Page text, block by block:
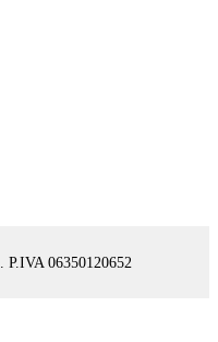
. P.IVA 06350120652